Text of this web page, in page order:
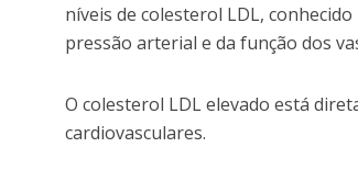
níveis de colesterol LDL,
pressão arterial e da função dos
O colesterol LDL elevado está
cardiovasculares.